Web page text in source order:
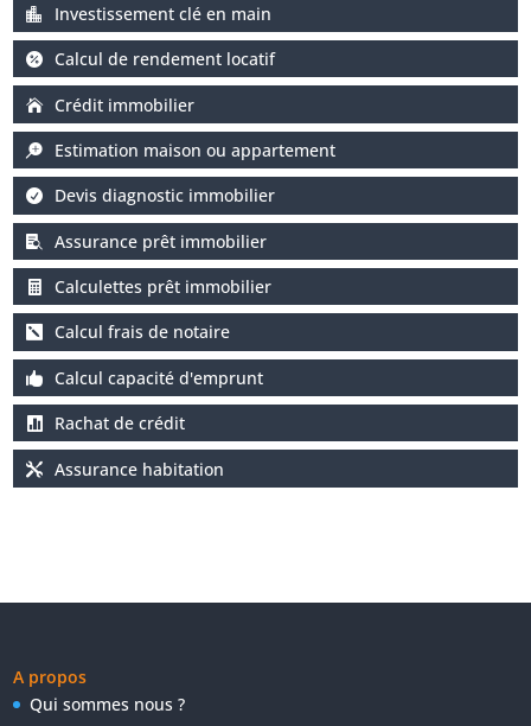
Investissement clé en main
Calcul de rendement locatif
Crédit immobilier
Estimation maison ou appartement
Devis diagnostic immobilier
Assurance prêt immobilier
Calculettes prêt immobilier
Calcul frais de notaire
Calcul capacité d'emprunt
Rachat de crédit
Assurance habitation
A propos
Qui sommes nous ?